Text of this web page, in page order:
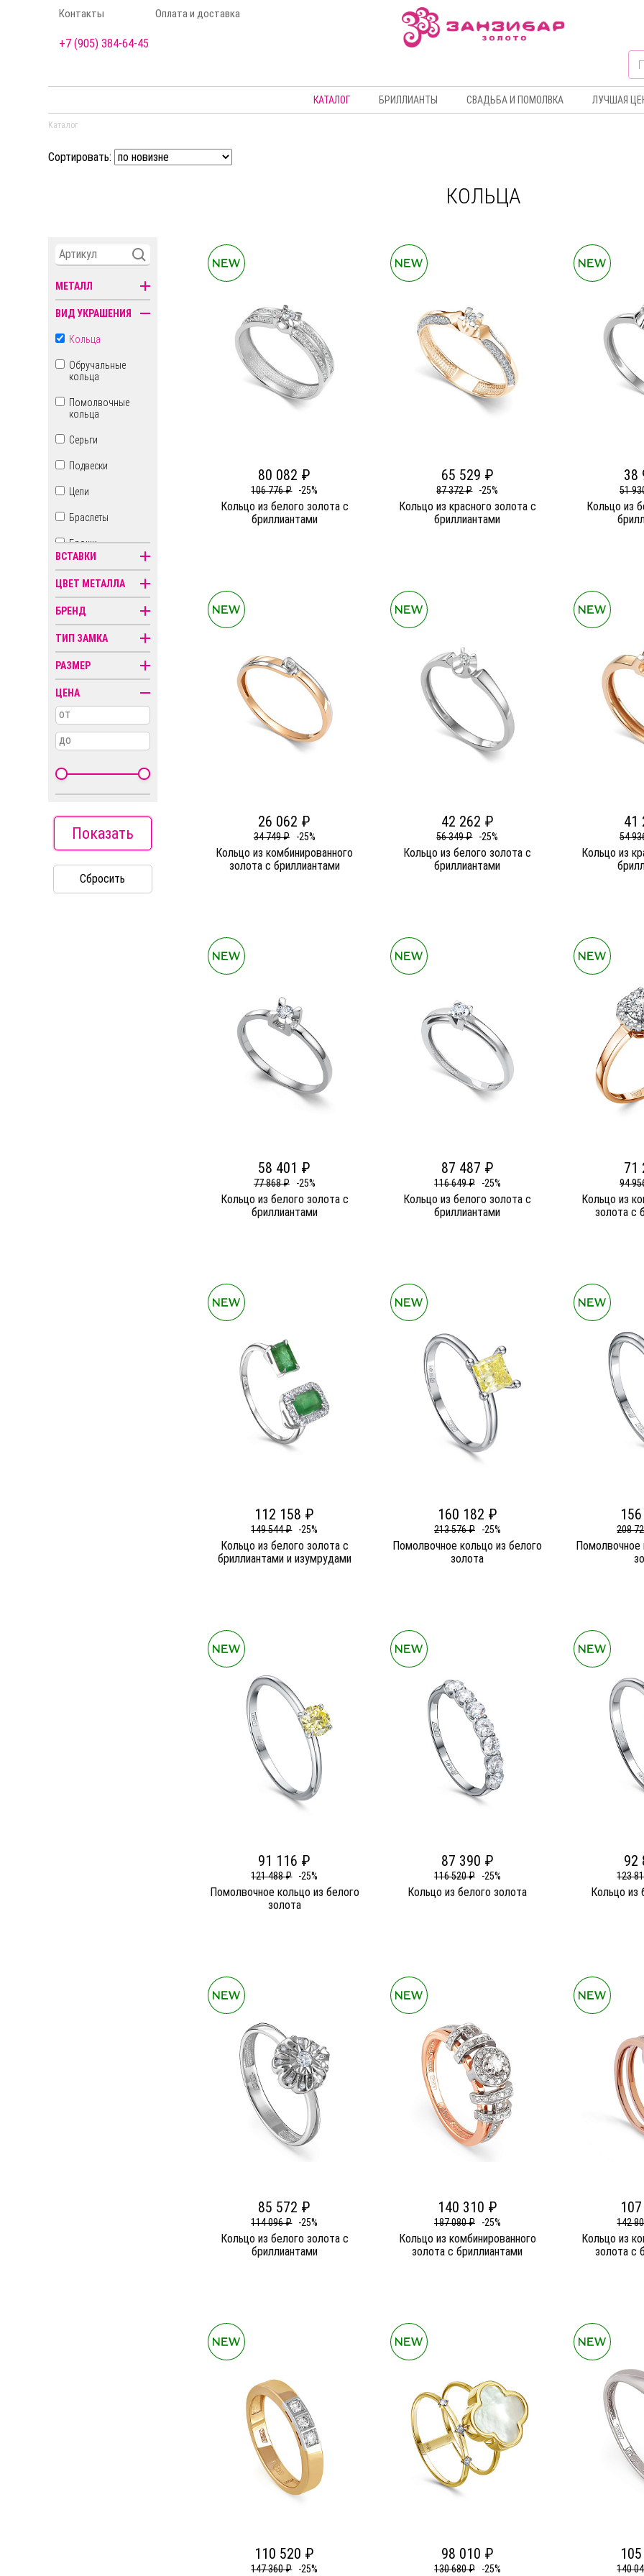
Контакты Оплата и доставка
+7 (905) 384-64-45
КАТАЛОГ БРИЛЛИАНТЫ СВАДЬБА И ПОМОЛВКА ЛУЧШАЯ
Каталог
Сортировать:
КОЛЬЦА
МЕТАЛЛ
ВИД УКРАШЕНИЯ
Кольца
Обручальные
кольца
Помолвочные
кольца
Серьги
Подвески
Цепи
Браслеты
Броши
Бусы
Знаки зодиака
Иконы
Кресты
Пирсинг
Религиозная
символика
ВСТАВКИ
ЦВЕТ МЕТАЛЛА
БРЕНД
ТИП ЗАМКА
РАЗМЕР
ЦЕНА
от
до
Показать
Сбросить
80 082 ₽
106 776 ₽ -25%
Кольцо из белого золота c
бриллиантами
65 529 ₽
87 372 ₽ -25%
Кольцо из красного золота c
бриллиантами
38
51
Кольцо из
26 062 ₽
34 749 ₽ -25%
Кольцо из комбинированного
золота c бриллиантами
42 262 ₽
56 349 ₽ -25%
Кольцо из белого золота c
бриллиантами
41
54
Кольцо из
58 401 ₽
77 868 ₽ -25%
Кольцо из белого золота c
бриллиантами
87 487 ₽
116 649 ₽ -25%
Кольцо из белого золота c
бриллиантами
71
94
Кольцо из
золота c
112 158 ₽
149 544 ₽ -25%
Кольцо из белого золота c
бриллиантами и изумрудами
160 182 ₽
213 576 ₽ -25%
Помолвочное кольцо из белого
золота
208
Помолвочное
91 116 ₽
121 488 ₽ -25%
Помолвочное кольцо из белого
золота
87 390 ₽
116 520 ₽ -25%
Кольцо из белого золота
92
123
Кольцо из
85 572 ₽
114 096 ₽ -25%
Кольцо из белого золота c
бриллиантами
140 310 ₽
187 080 ₽ -25%
Кольцо из комбинированного
золота c бриллиантами
142
Кольцо из
золота c
110 520 ₽
147 360 ₽ -25%
98 010 ₽
130 680 ₽ -25% 140